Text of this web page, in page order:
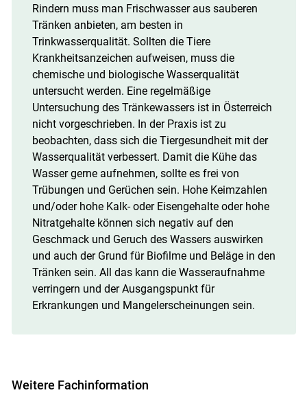
Rindern muss man Frischwasser aus sauberen
Tränken anbieten, am besten in
Trinkwasserqualität. Sollten die Tiere
Krankheitsanzeichen aufweisen, muss die
chemische und biologische Wasserqualität
untersucht werden. Eine regelmäßige
Untersuchung des Tränkewassers ist in Österreich
nicht vorgeschrieben. In der Praxis ist zu
beobachten, dass sich die Tiergesundheit mit der
Wasserqualität verbessert. Damit die Kühe das
Wasser gerne aufnehmen, sollte es frei von
Trübungen und Gerüchen sein. Hohe Keimzahlen
und/oder hohe Kalk- oder Eisengehalte oder hohe
Nitratgehalte können sich negativ auf den
Geschmack und Geruch des Wassers auswirken
und auch der Grund für Biofilme und Beläge in den
Tränken sein. All das kann die Wasseraufnahme
verringern und der Ausgangspunkt für
Erkrankungen und Mangelerscheinungen sein.
Weitere Fachinformation